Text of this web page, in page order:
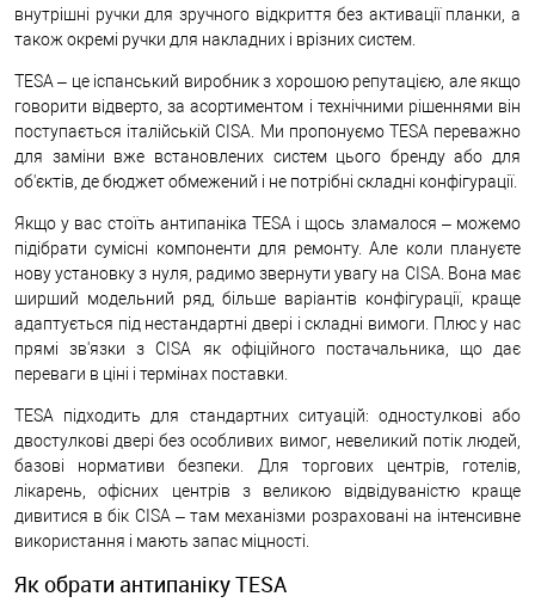
внутрішні ручки для зручного відкриття без активації планки, а
також окремі ручки для накладних і врізних систем.
TESA – це іспанський виробник з хорошою репутацією, але якщо
говорити відверто, за асортиментом і технічними рішеннями він
поступається італійській CISA. Ми пропонуємо TESA переважно
для заміни вже встановлених систем цього бренду або для
об'єктів, де бюджет обмежений і не потрібні складні конфігурації.
Якщо у вас стоїть антипаніка TESA і щось зламалося – можемо
підібрати сумісні компоненти для ремонту. Але коли плануєте
нову установку з нуля, радимо звернути увагу на CISA. Вона має
ширший модельний ряд, більше варіантів конфігурації, краще
адаптується під нестандартні двері і складні вимоги. Плюс у нас
прямі зв'язки з CISA як офіційного постачальника, що дає
переваги в ціні і термінах поставки.
TESA підходить для стандартних ситуацій: одностулкові або
двостулкові двері без особливих вимог, невеликий потік людей,
базові нормативи безпеки. Для торгових центрів, готелів,
лікарень, офісних центрів з великою відвідуваністю краще
дивитися в бік CISA – там механізми розраховані на інтенсивне
використання і мають запас міцності.
Як обрати антипаніку TESA